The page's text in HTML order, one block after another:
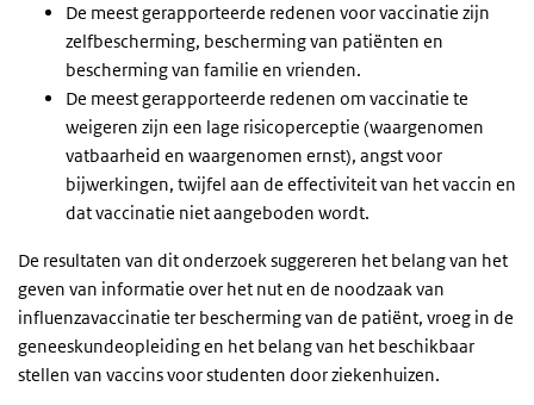
De meest gerapporteerde redenen voor vaccinatie zijn
zelfbescherming, bescherming van patiënten en
bescherming van familie en vrienden.
De meest gerapporteerde redenen om vaccinatie te
weigeren zijn een lage risicoperceptie (waargenomen
vatbaarheid en waargenomen ernst), angst voor
bijwerkingen, twijfel aan de effectiviteit van het vaccin en
dat vaccinatie niet aangeboden wordt.
De resultaten van dit onderzoek suggereren het belang van het
geven van informatie over het nut en de noodzaak van
influenzavaccinatie ter bescherming van de patiënt, vroeg in de
geneeskundeopleiding en het belang van het beschikbaar
stellen van vaccins voor studenten door ziekenhuizen.